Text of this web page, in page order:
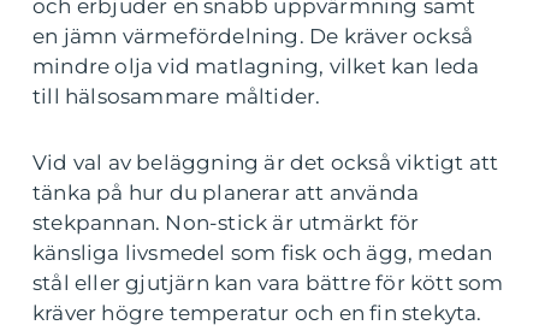
och erbjuder en snabb uppvärmning samt
en jämn värmefördelning. De kräver också
mindre olja vid matlagning, vilket kan leda
till hälsosammare måltider.
Vid val av beläggning är det också viktigt att
tänka på hur du planerar att använda
stekpannan. Non-stick är utmärkt för
känsliga livsmedel som fisk och ägg, medan
stål eller gjutjärn kan vara bättre för kött som
kräver högre temperatur och en fin stekyta.